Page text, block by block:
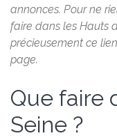
annonces. Pour ne
faire dans les Hauts
précieusement ce
page.
Que faire
Seine ?